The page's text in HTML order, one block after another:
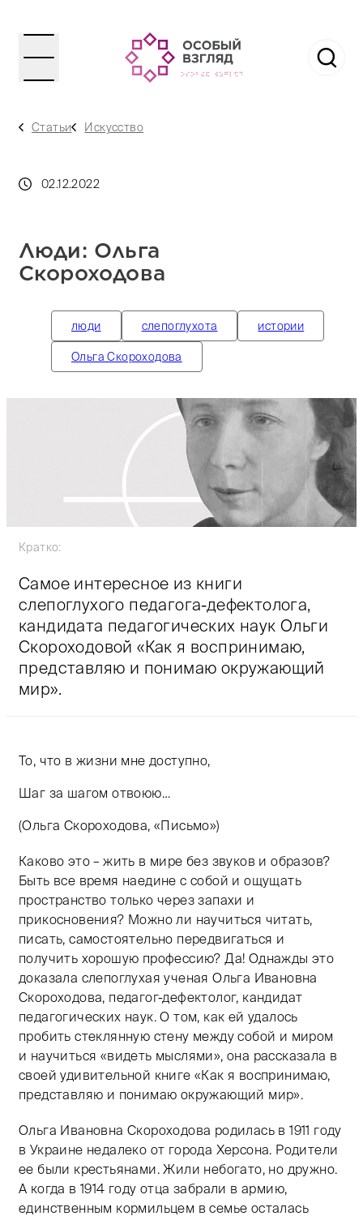
Статьи Искусство
02.12.2022
Люди: Ольга
Скороходова
люди слепоглухота истории
Ольга Скороходова
Кратко:
Самое интересное из книги
слепоглухого педагога-дефектолога,
кандидата педагогических наук Ольги
Скороходовой «Как я воспринимаю,
представляю и понимаю окружающий
мир».
То, что в жизни мне доступно,
Шаг за шагом отвоюю…
(Ольга Скороходова, «Письмо»)
Каково это – жить в мире без звуков и образов?
Быть все время наедине с собой и ощущать
пространство только через запахи и
прикосновения? Можно ли научиться читать,
писать, самостоятельно передвигаться и
получить хорошую профессию? Да! Однажды это
доказала слепоглухая ученая Ольга Ивановна
Скороходова, педагог-дефектолог, кандидат
педагогических наук. О том, как ей удалось
пробить стеклянную стену между собой и миром
и научиться «видеть мыслями», она рассказала в
своей удивительной книге «Как я воспринимаю,
представляю и понимаю окружающий мир».
Ольга Ивановна Скороходова родилась в 1911 году
в Украине недалеко от города Херсона. Родители
ее были крестьянами. Жили небогато, но дружно.
А когда в 1914 году отца забрали в армию,
единственным кормильцем в семье осталась